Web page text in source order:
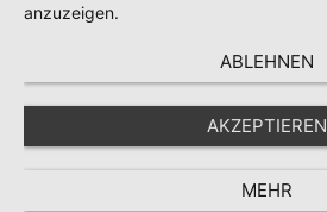
anzuzeigen.
ABLEHNEN
AKZEPTIEREN
MEHR